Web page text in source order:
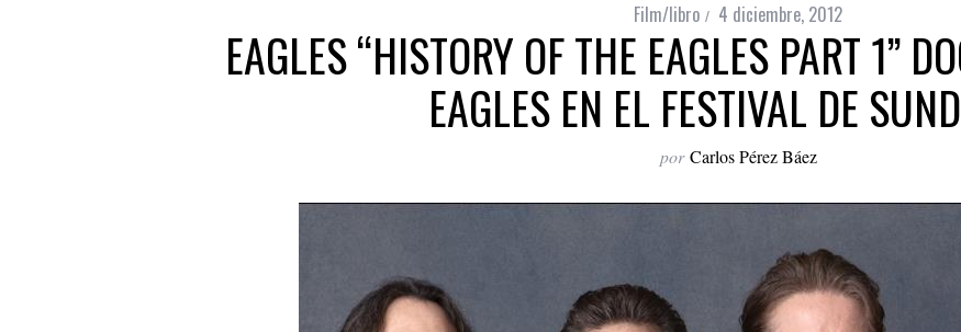
Film/libro 4 diciembre, 2012
EAGLES “HISTORY OF THE EAGLES PART 1”
EAGLES EN EL FESTIVAL DE
por Carlos Pérez Báez